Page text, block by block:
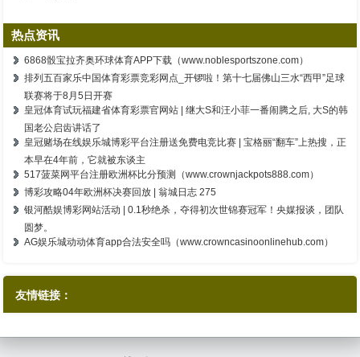
热点资讯
6868骰宝拉齐奥环球体育APP下载（www.noblesportszone.com）
排列五百家乐中国体育彩票竞彩网点_开锣啦！第十七届佛山三水“西甲”足球
联赛将于8月5日开赛
皇冠体育试玩福建省体育彩票官网站 | 继大S和汪小菲一番闹腾之后, 大S的韩
国老公启齿讲话了
皇冠赌场在线娱乐城博彩平台注册送免费电竞比赛 | 宝格丽“翻车”上热搜，正
本早在4年前，它就被东谈主
517菠菜网平台注册欧洲杯比分预测（www.crownjackpots888.com）
博彩攻略04年欧洲杯决赛回放 | 翁城日志 275
银河酷娱博彩网站活动 | 0.1秒绝杀，夺得初次世锦赛冠军！央媒报谈，团队
圆梦。
AG娱乐城动动体育app合法安全吗（www.crowncasinoonlinehub.com）
友情链接：